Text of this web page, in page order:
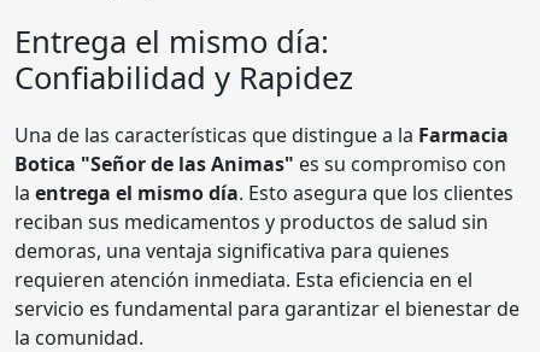
Entrega el mismo día:
Confiabilidad y Rapidez
Una de las características que distingue a la Farmacia
Botica "Señor de las Animas" es su compromiso con
la entrega el mismo día. Esto asegura que los clientes
reciban sus medicamentos y productos de salud sin
demoras, una ventaja significativa para quienes
requieren atención inmediata. Esta eficiencia en el
servicio es fundamental para garantizar el bienestar de
la comunidad.